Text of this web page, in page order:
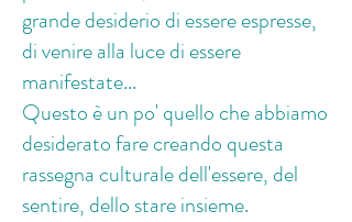
grande desiderio di essere espresse,
di venire alla luce di essere
manifestate...
Questo è un po' quello che abbiamo
desiderato fare creando questa
rassegna culturale dell'essere, del
sentire, dello stare insieme.